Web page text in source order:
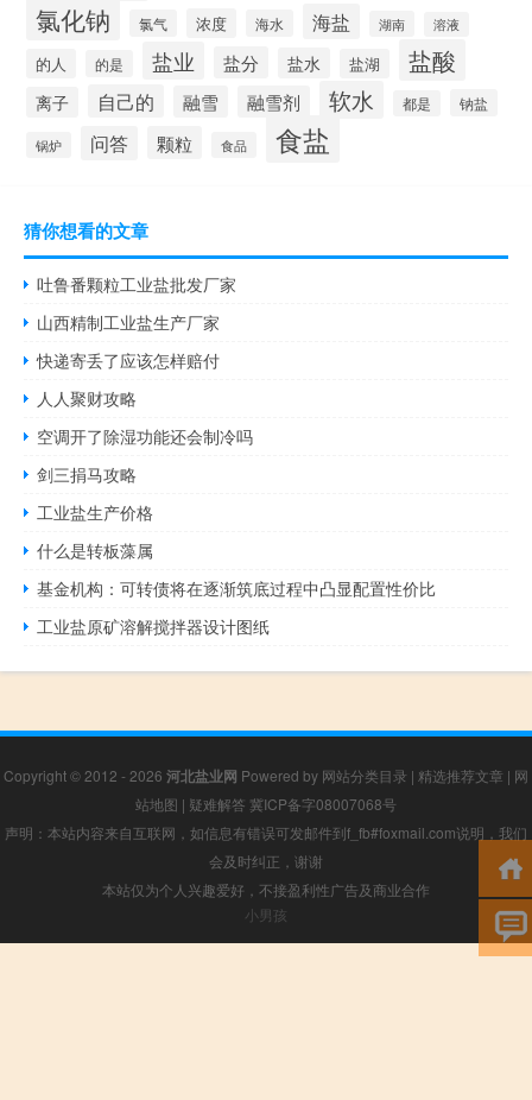
氯化钠 氯气 浓度 海水 海盐 湖南 溶液
的人 的是 盐业 盐分 盐水 盐湖 盐酸
离子 自己的 融雪 融雪剂 软水 都是 钠盐
锅炉 问答 颗粒 食品 食盐
猜你想看的文章
吐鲁番颗粒工业盐批发厂家
山西精制工业盐生产厂家
快递寄丢了应该怎样赔付
人人聚财攻略
空调开了除湿功能还会制冷吗
剑三捐马攻略
工业盐生产价格
什么是转板藻属
基金机构：可转债将在逐渐筑底过程中凸显配置性价比
工业盐原矿溶解搅拌器设计图纸
Copyright © 2012 - 2026 河北盐业网 Powered by 网站分类目录 | 精选推荐文章 | 网
站地图 | 疑难解答 冀ICP备字08007068号
声明：本站内容来自互联网，如信息有错误可发邮件到f_fb#foxmail.com说明，我们
会及时纠正，谢谢
本站仅为个人兴趣爱好，不接盈利性广告及商业合作
小男孩